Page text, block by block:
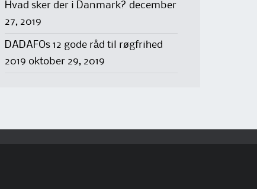
Hvad sker der i Danmark? december
27, 2019
DADAFOs 12 gode råd til røgfrihed
2019 oktober 29, 2019